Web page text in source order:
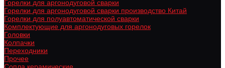
Горелки для аргонодуговой сварки
Горелки для аргонодуговой сварки производство Китай
Горелки для полуавтоматической сварки
Комплектующие для аргонодуговых горелок
Головки
Колпачки
Переходники
Прочее